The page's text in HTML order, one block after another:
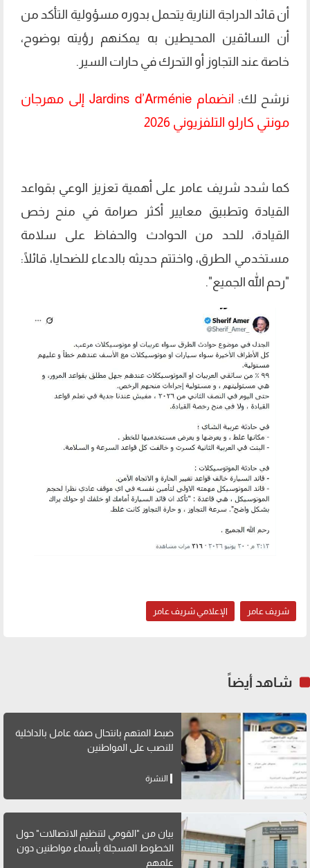
أن قائد الدراجة النارية يتحمل بدوره مسؤولية التأكد من
أن السائقين المحيطين به يمكنهم رؤيته بوضوح،
خاصة عند التجاوز أو التحرك في حارات السير.
نرشح لك:
انضمام Jardins d’Arménie إلى مهرجان
مونتي كارلو التلفزيوني 2026
كما شدد شريف عامر على أهمية تعزيز الوعي بقواعد
القيادة وتطبيق معايير أكثر صرامة في منح رخص
القيادة، للحد من الحوادث والحفاظ على سلامة
مستخدمي الطرق، واختتم حديثه بالدعاء للضحايا، قائلًا:
"رحم الله الجميع".
شريف عامر الإعلامي شريف عامر
شاهد أيضاً
ضبط المتهم بانتحال صفة عامل بالداخلية
للنصب على المواطنين
النشرة
بيان من "القومي لتنظيم الاتصالات" حول
الخطوط المسجلة بأسماء مواطنين دون
علمهم